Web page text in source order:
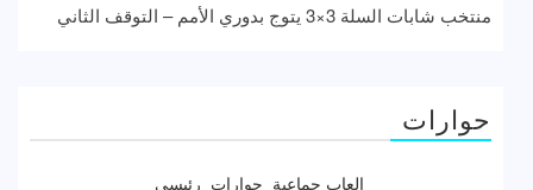
منتخب شابات السلة 3×3 يتوج بدوري الأمم – التوقف الثاني
حوارات
العاب جماعية حوارات رئيسى